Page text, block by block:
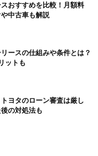
おすすめを比較！月額料
中古車も解説
ースの仕組みや条件とは？
ットも
ヨタのローン審査は厳し
の対処法も